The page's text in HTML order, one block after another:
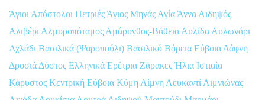
Άγιοι Απόστολοι Πετριές Άγιος Μηνάς Αγία Άννα Αιδηψός
Αλιβέρι Αλμυροπόταμος Αμάρυνθος-Βάθεια Αυλίδα Αυλωνάρι
Αχλάδι Βασιλικά (Ψαροπούλι) Βασιλικό Βόρεια Εύβοια Δάφνη
Δροσιά Δύστος Ελληνικά Ερέτρια ΖάρακεςΉλια Ιστιαία
Κάρυστος Κεντρική Εύβοια Κύμη Λίμνη Λευκαντί Λιμνιώνας